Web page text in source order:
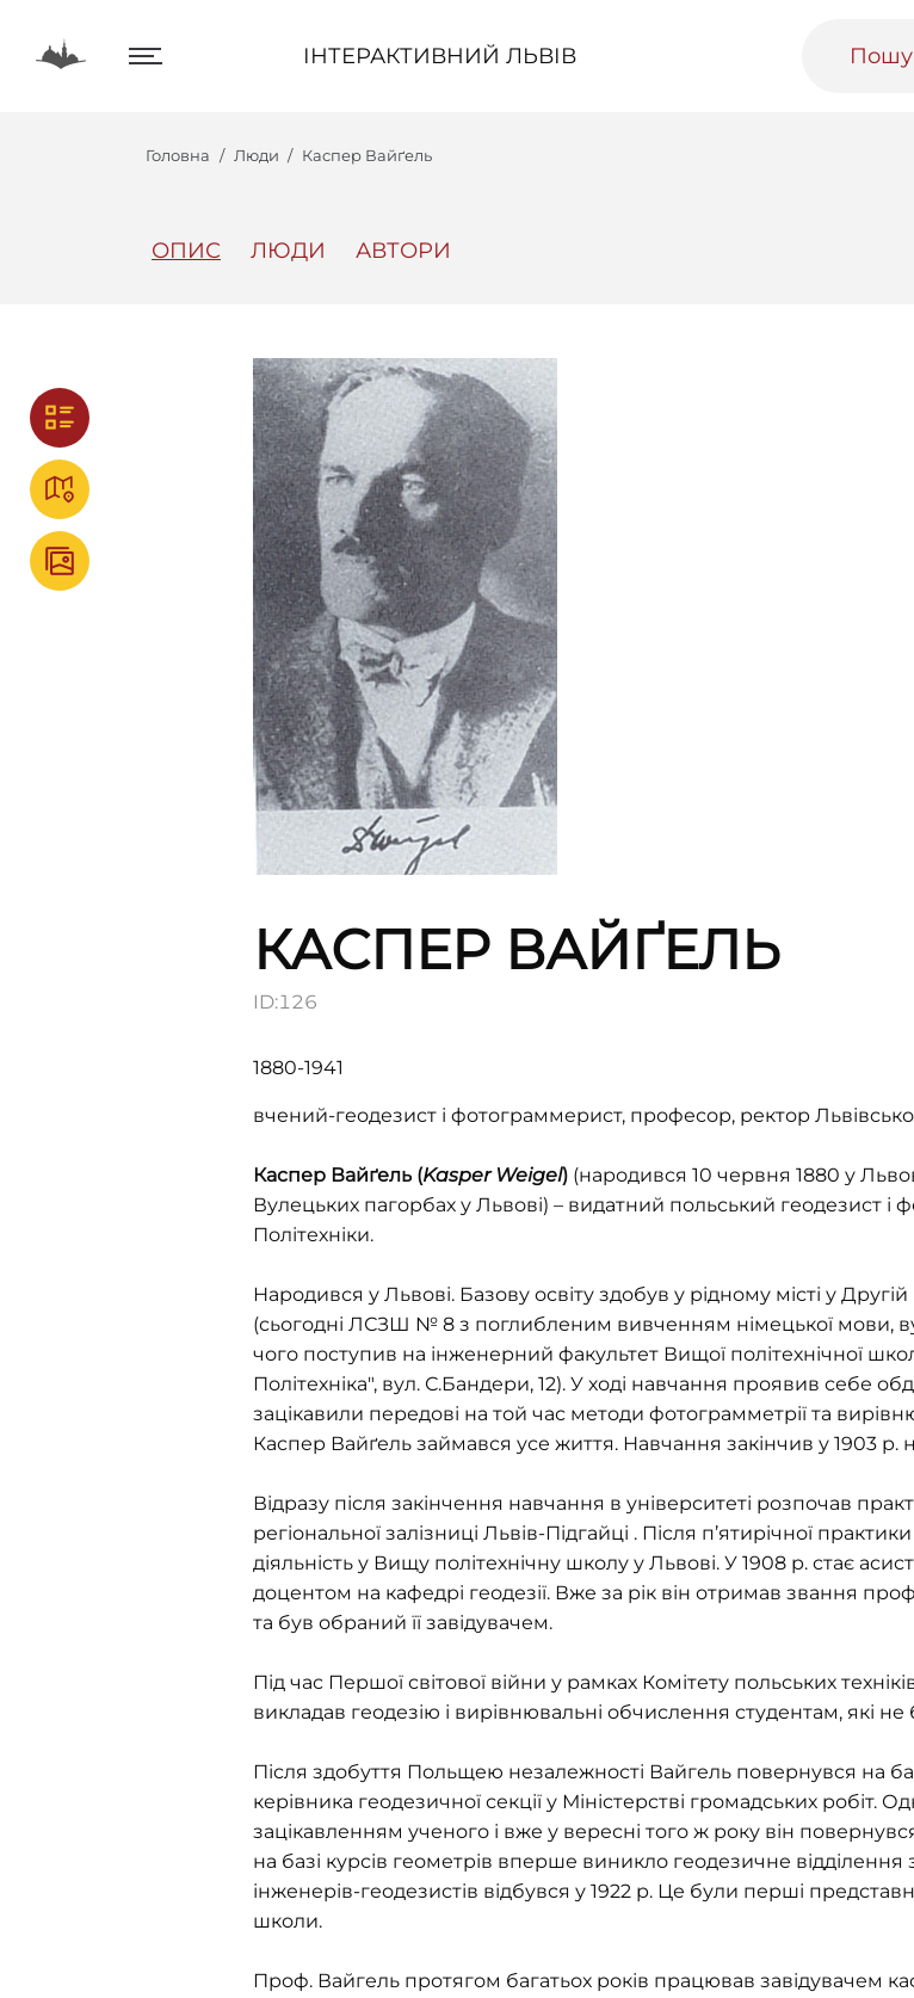
ІНТЕРАКТИВНИЙ ЛЬВІВ
ІНТЕРАКТИВНИЙ ЛЬВІВ
Головна Люди Каспер Вайґель
ОПИС ЛЮДИ АВТОРИ
КАСПЕР ВАЙҐЕЛЬ
ID:126
1880-1941
вчений-геодезист і фотограммерист, професор, ректор
Каспер Вайґель (Kasper Weigel) (народився 10 червня 1880 у
Вулецьких пагорбах у Львові) – видатний польський геодезист і
Політехніки.
Народився у Львові. Базову освіту здобув у рідному місті у
(сьогодні ЛСЗШ № 8 з поглибленим вивченням німецької мови,
чого поступив на інженерний факультет Вищої політехнічної
Політехніка", вул. С.Бандери, 12). У ході навчання проявив себе
зацікавили передові на той час методи фотограмметрії та
Каспер Вайґель займався усе життя. Навчання закінчив у 1903 р.
Відразу після закінчення навчання в університеті розпочав
регіональної залізниці Львів-Підгайці . Після п’ятирічної
діяльність у Вищу політехнічну школу у Львові. У 1908 р. стає
доцентом на кафедрі геодезії. Вже за рік він отримав звання
та був обраний її завідувачем.
Під час Першої світової війни у рамках Комітету польських
викладав геодезію і вирівнювальні обчислення студентам, які
Після здобуття Польщею незалежності Вайгель повернувся на
керівника геодезичної секції у Міністерстві громадських робіт.
зацікавленням ученого і вже у вересні того ж року він
на базі курсів геометрів вперше виникло геодезичне
інженерів-геодезистів відбувся у 1922 р. Це були перші
школи.
Проф. Вайгель протягом багатьох років працював завідувачем